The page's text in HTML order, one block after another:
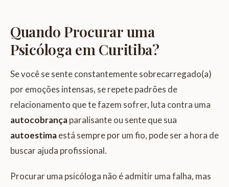
Quando Procurar uma
Psicóloga em Curitiba?
Se você se sente constantemente sobrecarregado(a)
por emoções intensas, se repete padrões de
relacionamento que te fazem sofrer, luta contra uma
autocobrançaparalisante ou sente que sua
autoestimaestá sempre por um fio, pode ser a hora de
buscar ajuda profissional.
Procurar uma psicóloga não é admitir uma falha, mas